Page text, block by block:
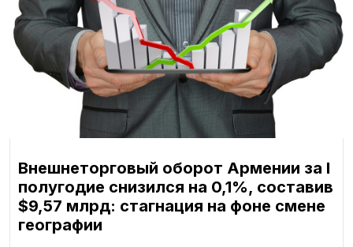
Внешнеторговый оборот Армении за I
полугодие снизился на 0,1%, составив
$9,57 млрд: стагнация на фоне смене
географии